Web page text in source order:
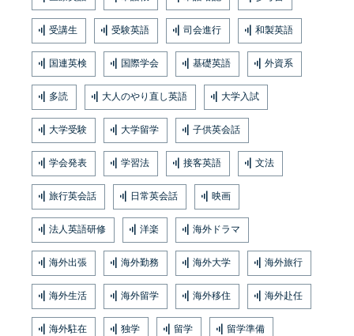
受講生 受験英語 司会進行 和製英語
国連英検 国際学会 基礎英語 外資系
多読 大人のやり直し英語 大学入試
大学受験 大学留学 子供英会話
学会発表 学習法 接客英語 文法
旅行英会話 日常英会話 映画
法人英語研修 洋楽 海外ドラマ
海外出張 海外勤務 海外大学 海外旅行
海外生活 海外留学 海外移住 海外赴任
海外駐在 独学 留学 留学準備